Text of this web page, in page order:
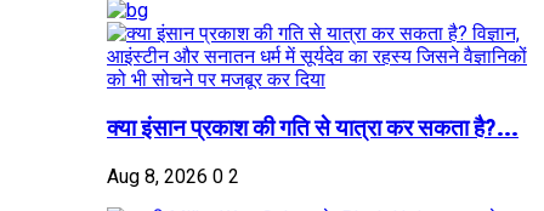
क्या इंसान प्रकाश की गति से यात्रा कर सकता है?...
Aug 8, 2026 0 2